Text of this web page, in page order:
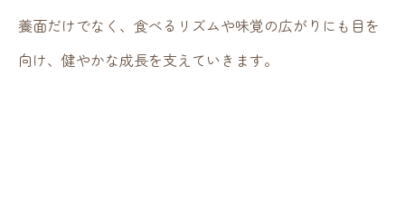
養面だけでなく、食べるリズムや味覚の広がりにも目を
向け、健やかな成長を支えていきます。